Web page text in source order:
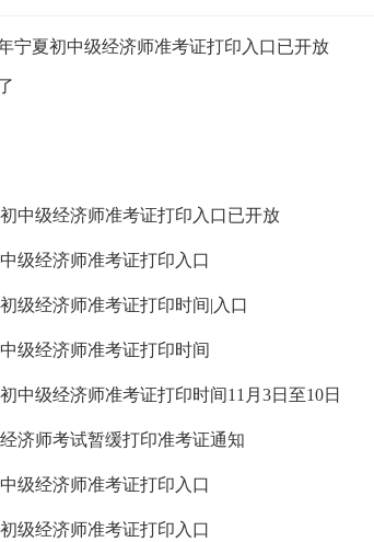
宁夏初中级经济师准考证打印入口已开放
中级经济师准考证打印入口已开放
级经济师准考证打印入口
级经济师准考证打印时间|入口
级经济师准考证打印时间
中级经济师准考证打印时间11月3日至10日
济师考试暂缓打印准考证通知
级经济师准考证打印入口
级经济师准考证打印入口